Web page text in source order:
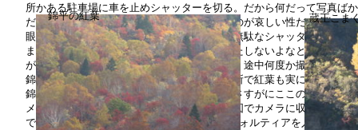
所かある駐車場に車を止めシャッターを切る。だから何だって写真ば
だけど、ここまで来ると押さずにいられないのが哀しい性だ。今年か
眼デジタル機を持ってきているのでついつい無駄なシャッターを切っ
まう。リバーサルだったら絶対こんな撮りかたしないよなと自問自答
がらも一枚、また一枚と・・・ちゅうことで、途中何度か撮影をしな
錦平へ。この場所は対岸の山が一望できる場所で紅葉も実に見事なま
錦絵巻というような風景を見せてくれます。さすがにここのポイント
メラマンも多く横一線に並んで思い思いの構図でカメラに収めている
でした。私も、ここでだけは６×６も出してフォルティアを入れて撮り
錦平の紅葉 蔵王こま